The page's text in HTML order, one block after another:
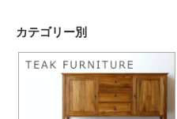
カテゴリー別